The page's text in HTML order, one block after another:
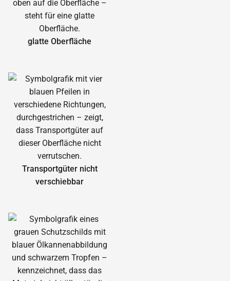
glatte Oberfläche
Transportgüter nicht
verschiebbar